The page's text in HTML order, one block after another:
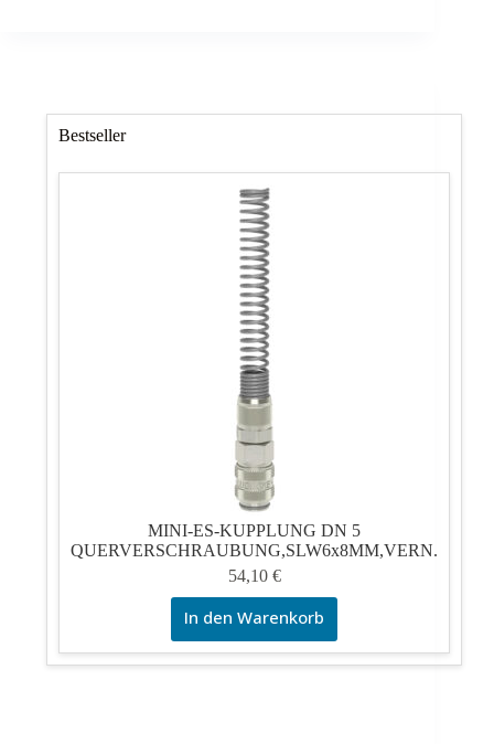
Bestseller
MINI-ES-KUPPLUNG DN 5
QUERVERSCHRAUBUNG,SLW6x8MM,VERN.
54,10 €
In den Warenkorb